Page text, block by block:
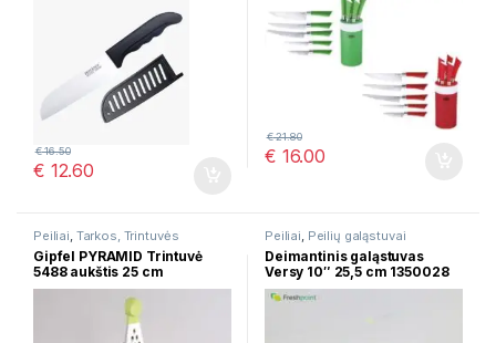
€ 12.60
€16.50 € 16.00
€21.80
Peiliai Tarkos, Trintuvės
Gipfel PYRAMID Trintuvė
5488 aukštis 25 cm
Peiliai Peilių galąstuvai
Deimantinis galąstuvas
Versy 10″ 25,5 cm 1350028